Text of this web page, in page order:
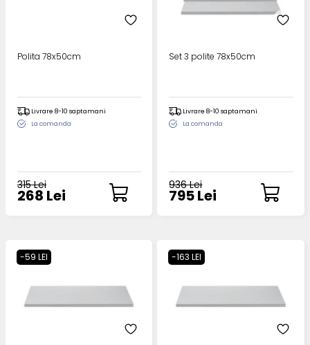
Polita 78x50cm
Livrare 8-10 saptamani
La comanda
315 Lei
268 Lei
Set 3 polite 78x50cm
Livrare 8-10 saptamani
La comanda
936 Lei
795 Lei
-59 LEI -163 LEI